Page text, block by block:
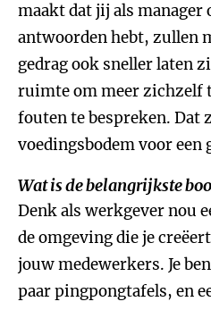
maakt dat jij als manager
antwoorden hebt, zullen
gedrag ook sneller laten
ruimte om meer zichzelf
fouten te bespreken. Dat
voedingsbodem voor een
Wat is de belangrijkste
Denk als werkgever nou
de omgeving die je
jouw medewerkers. Je
paar pingpongtafels, en